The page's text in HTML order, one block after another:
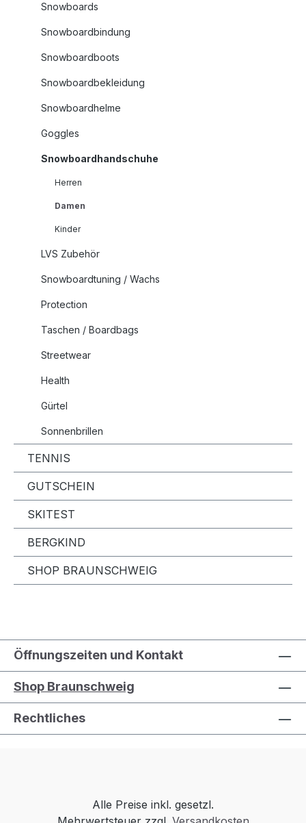
Snowboards
Snowboardbindung
Snowboardboots
Snowboardbekleidung
Snowboardhelme
Goggles
Snowboardhandschuhe
Herren
Damen
Kinder
LVS Zubehör
Snowboardtuning / Wachs
Protection
Taschen / Boardbags
Streetwear
Health
Gürtel
Sonnenbrillen
TENNIS
GUTSCHEIN
SKITEST
BERGKIND
SHOP BRAUNSCHWEIG
Öffnungszeiten und Kontakt
Shop Braunschweig
Rechtliches
Alle Preise inkl. gesetzl.